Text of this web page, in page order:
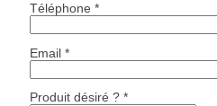
Téléphone *
Email *
Produit désiré ? *